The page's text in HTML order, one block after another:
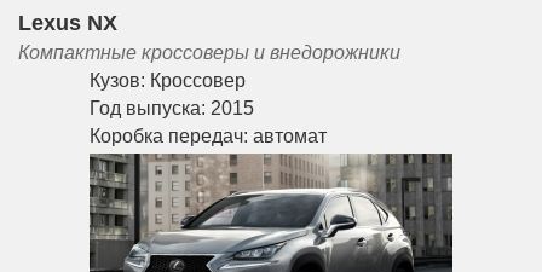
Lexus NX
Компактные кроссоверы и внедорожники
Кузов: Кроссовер
Год выпуска: 2015
Коробка передач: автомат